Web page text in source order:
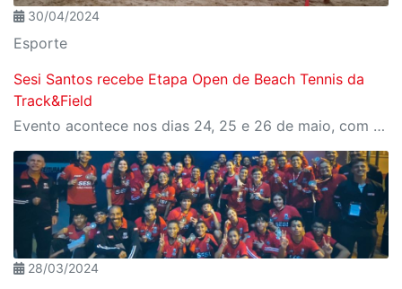
30/04/2024
Esporte
Sesi Santos recebe Etapa Open de Beach Tennis da
Track&Field
Evento acontece nos dias 24, 25 e 26 de maio, com programação gratuita para toda a família e conta com a presença do campeão mundial de Beach Tennis, Marcus Ferreira.
28/03/2024